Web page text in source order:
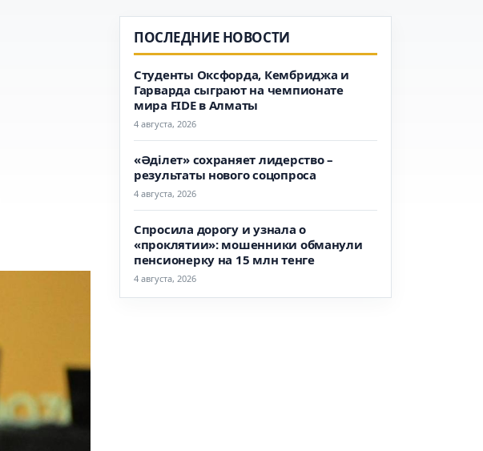
ПОСЛЕДНИЕ НОВОСТИ
Студенты Оксфорда, Кембриджа и
Гарварда сыграют на чемпионате
мира FIDE в Алматы
4 августа, 2026
«Әділет» сохраняет лидерство –
результаты нового соцопроса
4 августа, 2026
Спросила дорогу и узнала о
«проклятии»: мошенники обманули
пенсионерку на 15 млн тенге
4 августа, 2026